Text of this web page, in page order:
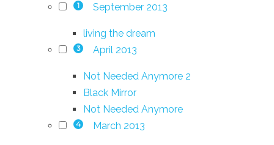
1 September 2013
living the dream
3 April 2013
Not Needed Anymore 2
Black Mirror
Not Needed Anymore
4 March 2013